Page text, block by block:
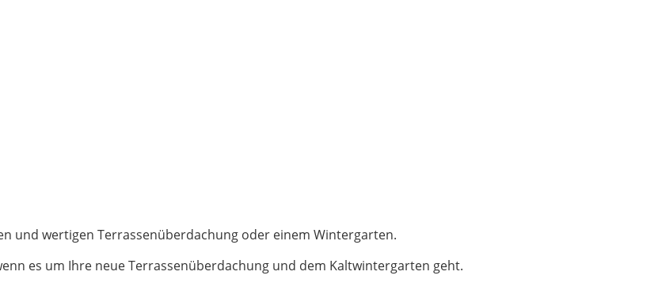
und wertigen Terrassenüberdachung oder einem Wintergarten.
es um Ihre neue Terrassenüberdachung und dem Kaltwintergarten geht.